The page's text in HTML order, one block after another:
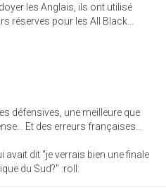
les Anglais, ils ont utilisé
réserves pour les All Black...
défensives, une meilleure que
Et des erreurs françaises...
avait dit "je verrais bien une finale
du Sud?" :roll: